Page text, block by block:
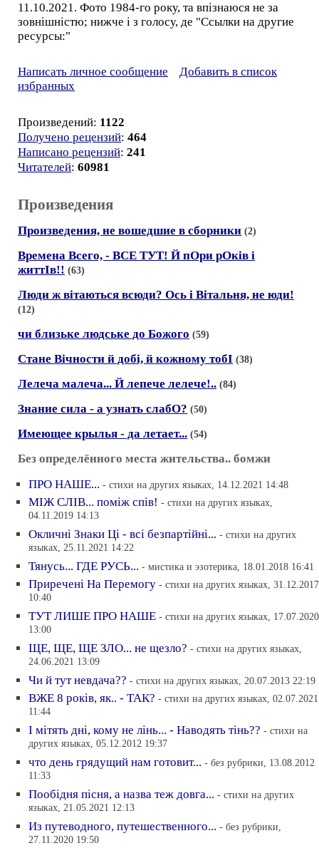
11.10.2021. Фото 1984-го року, та впізнаюся не за
зовнішністю; нижче і з голосу, де "Ссылки на другие
ресурсы:"
Написать личное сообщение
Добавить в список
избранных
Произведений: 1122
Получено рецензий: 464
Написано рецензий: 241
Читателей: 60981
Произведения
Произведения, не вошедшие в сборники (2)
Времена Всего, - ВСЕ ТУТ! Й пОри рОкiв i
життIв!! (63)
Люди ж вiтаються всюди? Ось i Вiтальня, не юди!
(12)
чи близьке людське до Божого (59)
Стане Вiчности й добi, й кожному тобI (38)
Лелеча малеча... Й лепече лелече!.. (84)
Знание сила - а узнать слабО? (50)
Имеющее крылья - да летает... (54)
Без определённого места жительства.. бомжи
ПРО НАШЕ... - стихи на других языках, 14.12.2021 14:48
МIЖ СЛIВ... помiж спiв! - стихи на других языках,
04.11.2019 14:13
Окличнi Знаки Цi - всi безпартiйнi... - стихи на других
языках, 25.11.2021 14:22
Тянусь... ГДЕ РУСЬ... - мистика и эзотерика, 18.01.2018 16:41
Приреченi На Перемогу - стихи на других языках, 31.12.2017
10:40
ТУТ ЛИШЕ ПРО НАШЕ - стихи на других языках, 17.07.2020
13:00
ЩЕ, ЩЕ, ЩЕ ЗЛО... не щезло? - стихи на других языках,
24.06.2021 13:09
Чи й тут невдача?? - стихи на других языках, 20.07.2013 22:19
ВЖЕ 8 рокiв, як.. - ТАК? - стихи на других языках, 02.07.2021
11:44
I мiтять днi, кому не лiнь... - Наводять тiнь?? - стихи на
других языках, 05.12.2012 19:37
что день грядущий нам готовит... - без рубрики, 13.08.2012
11:33
Пообiдня пiсня, а назва теж довга... - стихи на других
языках, 21.05.2021 12:13
Из путеводного, путешественного... - без рубрики,
27.11.2020 19:50